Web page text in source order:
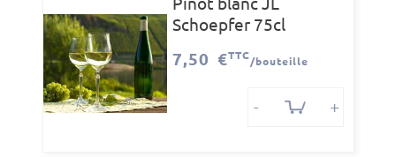
Schoepfer 75cl
7,50 €TTC
/bouteille
- +